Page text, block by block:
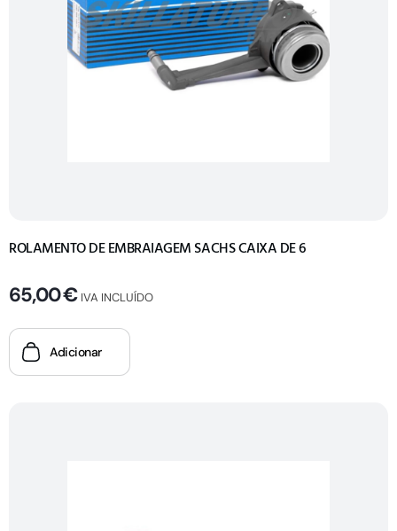
ROLAMENTO DE EMBRAIAGEM SACHS CAIXA DE 6
65,00€ IVA INCLUÍDO
Adicionar